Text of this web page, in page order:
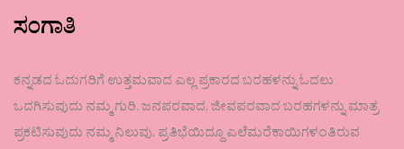
ಸಂಗಾತಿ
ಕನ್ನಡದ ಓದುಗರಿಗೆ ಉತ್ತಮವಾದ ಎಲ್ಲ ಪ್ರಕಾರದ ಬರಹಳನ್ನು ಓದಲು
ಒದಗಿಸುವುದು ನಮ್ಮ ಗುರಿ. ಜನಪರವಾದ, ಜೀವಪರವಾದ ಬರಹಗಳನ್ನು ಮಾತ್ರ
ಪ್ರಕಟಿಸುವುದು ನಮ್ಮ ನಿಲುವು. ಪ್ರತಿಭೆಯಿದ್ದೂ ಎಲೆಮರೆಕಾಯಿಗಳಂತಿರುವ